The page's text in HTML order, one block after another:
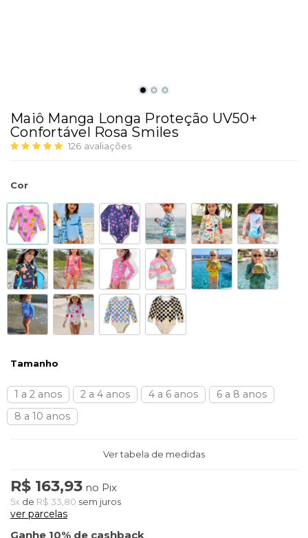
Maiô Manga Longa Proteção UV50+
Confortável Rosa Smiles
126 avaliações
Cor
Tamanho
1 a 2 anos 2 a 4 anos 4 a 6 anos
6 a 8 anos
8 a 10 anos
Ver tabela de medidas
R$ 163,93 no Pix
5x de R$ 33,80 sem juros
ver parcelas
Ganhe 10% de cashback